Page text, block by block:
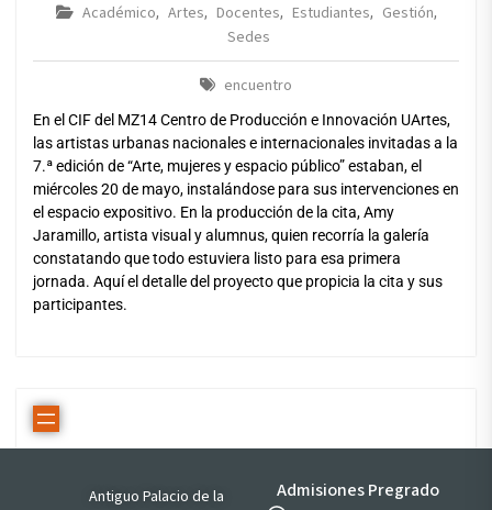
Académico, Artes, Docentes, Estudiantes, Gestión,
Sedes
encuentro
En el CIF del MZ14 Centro de Producción e Innovación UArtes,
las artistas urbanas nacionales e internacionales invitadas a la
7.ª edición de “Arte, mujeres y espacio público” estaban, el
miércoles 20 de mayo, instalándose para sus intervenciones en
el espacio expositivo. En la producción de la cita, Amy
Jaramillo, artista visual y alumnus, quien recorría la galería
constatando que todo estuviera listo para esa primera
jornada. Aquí el detalle del proyecto que propicia la cita y sus
participantes.
Antiguo Palacio de la Admisiones Pregrado